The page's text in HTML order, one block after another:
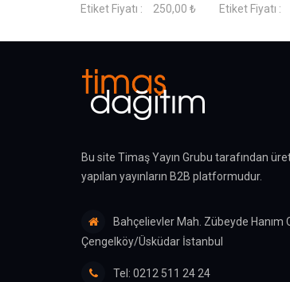
Etiket Fiyatı :
250,00 ₺
Etiket Fiyatı :
Bu site Timaş Yayın Grubu tarafından
yapılan yayınların B2B platformudur.
Bahçelievler Mah. Zübeyde Hanım
Çengelköy/Üsküdar İstanbul
Tel: 0212 511 24 24